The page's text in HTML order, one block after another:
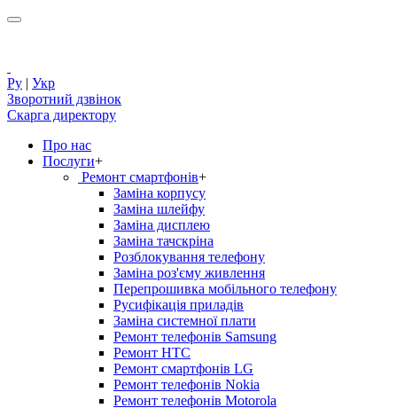
Ру | Укр
Зворотний дзвінок
Скарга директору
Про нас
Послуги+
Ремонт смартфонів+
Заміна корпусу
Заміна шлейфу
Заміна дисплею
Заміна тачскріна
Розблокування телефону
Заміна роз'єму живлення
Перепрошивка мобільного телефону
Русифікація приладів
Заміна системної плати
Ремонт телефонів Samsung
Ремонт HTC
Ремонт смартфонів LG
Ремонт телефонів Nokia
Ремонт телефонів Motorola